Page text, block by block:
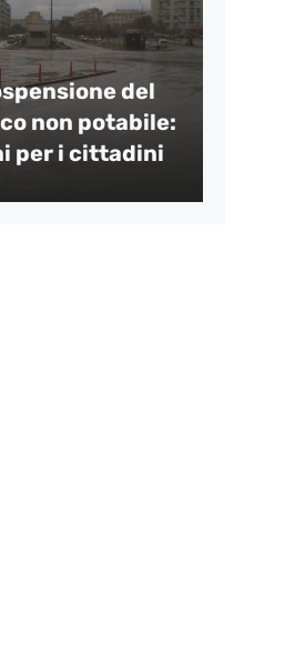
del
non potabile:
per i cittadini